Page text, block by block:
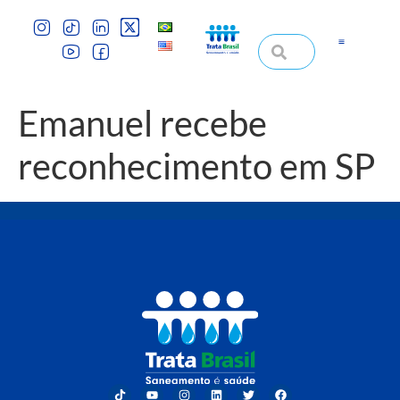
Emanuel recebe
reconhecimento em SP